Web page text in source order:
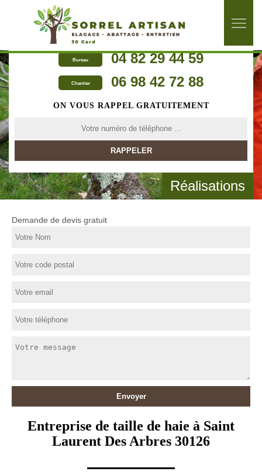
Bureau 04 82 29 44 59
Chantier 06 98 42 72 88
ON VOUS RAPPEL GRATUITEMENT
Réalisations
Demande de devis gratuit
Entreprise de taille de haie à Saint
Laurent Des Arbres 30126